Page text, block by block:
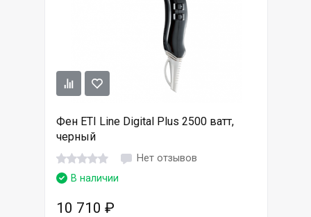
Фен ETI Line Digital Plus 2500 ватт,
черный
Нет отзывов
В наличии
10 710 ₽